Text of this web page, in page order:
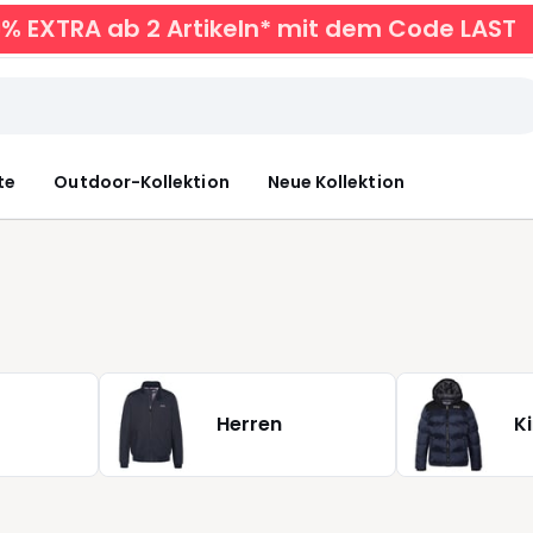
EXTRA ab 2 Artikeln* mit dem Code LAST
Outdoor-Kollektion Neue Kollektion
Herren